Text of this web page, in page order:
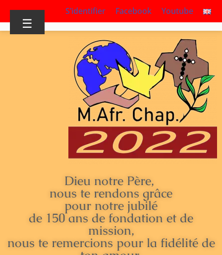
S’identifier Facebook Youtube
☰
Dieu notre Père,
nous te rendons grâce
pour notre jubilé
de 150 ans de fondation et de
mission,
nous te remercions pour la fidélité de